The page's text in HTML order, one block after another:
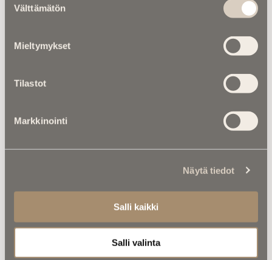
valinta
Välttämätön
Mieltymykset
Tilastot
Markkinointi
Näytä tiedot
Salli kaikki
Salli valinta
kautta. Hänen johtamansa yhtiö oli mukana
päätyi Euroopan markkinoille.
vaan puhui mieluummin varautumisesta ja
eivät uskalla.
Share